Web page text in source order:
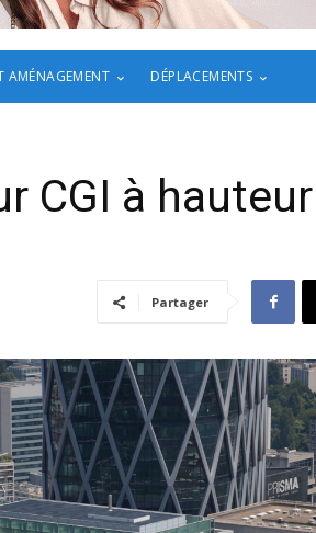
AMÉNAGEMENT DÉPLACEMENTS
CGI à
Partager